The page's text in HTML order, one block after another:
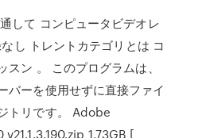
して コンピュータビデオレ
し トレントカテゴリとは コ
スン 。 このプログラムは、
バーを使用せずに直接ファイ
トリです。 Adobe
1.73GB [